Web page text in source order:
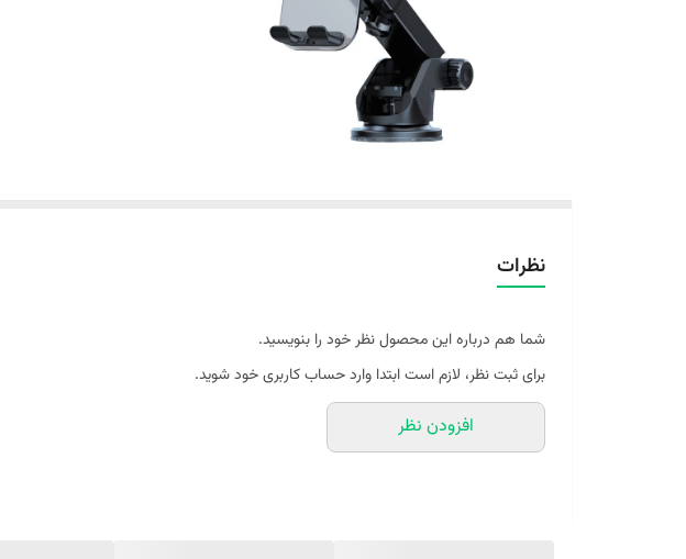
نظرات
شما هم درباره این محصول نظر خود را بنویسید.
برای ثبت نظر، لازم است ابتدا وارد حساب کاربری خود شوید.
افزودن نظر